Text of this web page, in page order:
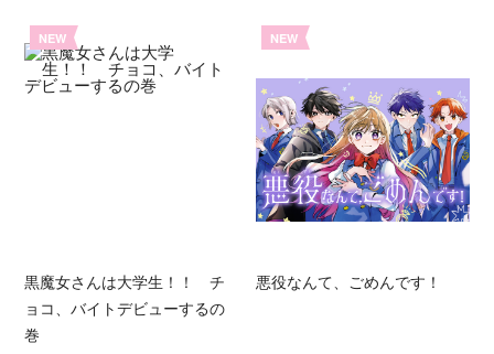
NEW
黒魔女さんは大学生！！ チ
ョコ、バイトデビューするの
巻
NEW
悪役なんて、ごめんです！